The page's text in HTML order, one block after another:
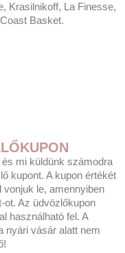
Krasilnikoff, La Finesse,
Basket.
mi küldünk számodra
kupont. A kupon értékét
le, amennyiben
ot. Az üdvözlőkupon
használható fel. A
nyári vásár alatt nem